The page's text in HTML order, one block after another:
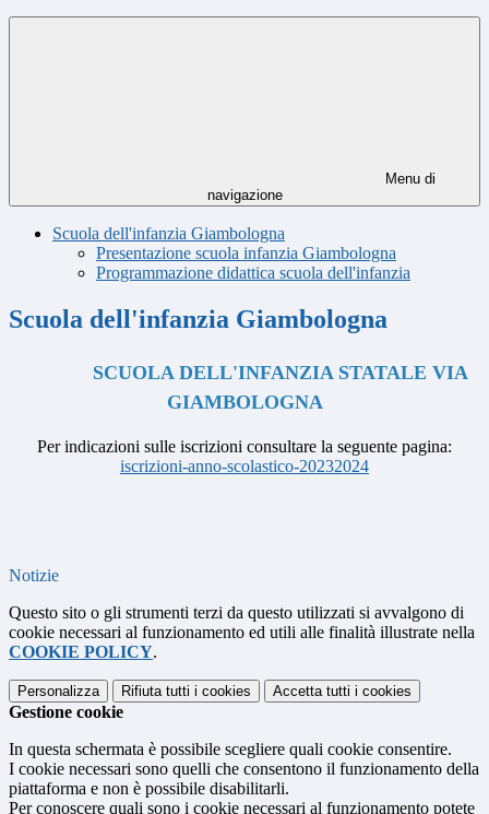
Menu di
navigazione
Scuola dell'infanzia Giambologna
Presentazione scuola infanzia Giambologna
Programmazione didattica scuola dell'infanzia
Scuola dell'infanzia Giambologna
SCUOLA DELL'INFANZIA STATALE VIA
GIAMBOLOGNA
Per indicazioni sulle iscrizioni consultare la seguente pagina:
iscrizioni-anno-scolastico-20232024
Notizie
Questo sito o gli strumenti terzi da questo utilizzati si avvalgono di
cookie necessari al funzionamento ed utili alle finalità illustrate nella
COOKIE POLICY.
Personalizza Rifiuta tutti i cookies Accetta tutti i cookies
Gestione cookie
In questa schermata è possibile scegliere quali cookie consentire.
I cookie necessari sono quelli che consentono il funzionamento della
piattaforma e non è possibile disabilitarli.
Per conoscere quali sono i cookie necessari al funzionamento potete